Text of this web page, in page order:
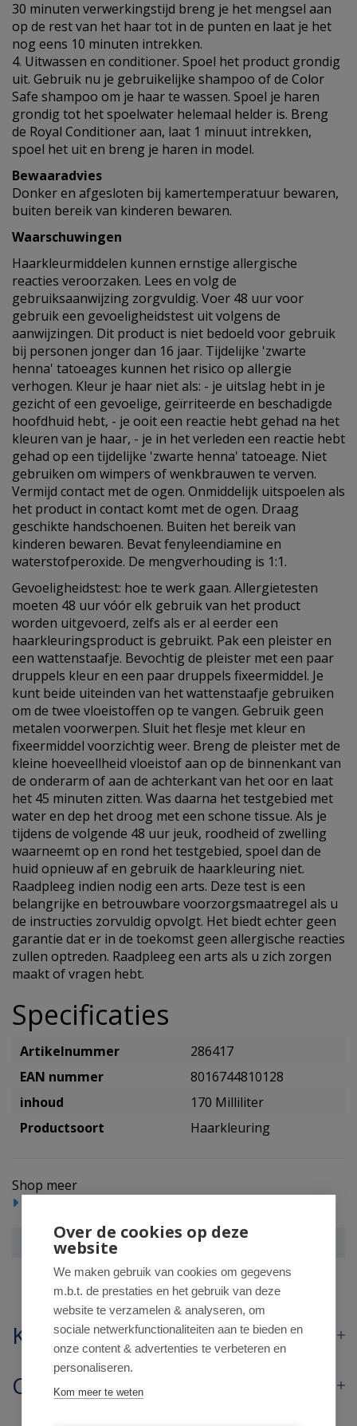
30 minuten verwerkingstijd breng je het mengsel aan
op de rest van het haar tot in de punten en laat je het
nog eens 10 minuten intrekken.
4. Uitwassen en conditioner. Spoel het product grondig
uit. Gebruik nu je gebruikelijke shampoo of de Color
Safe shampoo om je haar te wassen. Spoel je haren
grondig tot het spoelwater helemaal helder is. Breng
de Royal Conditioner aan, laat 1 minuut intrekken,
spoel het uit en breng je haren in model.
Bewaaradvies
Donker en afgesloten bij kamertemperatuur bewaren,
buiten bereik van kinderen bewaren.
Waarschuwingen
Haarkleurmiddelen kunnen ernstige allergische
reacties veroorzaken. Lees en volg de
gebruiksaanwijzing zorgvuldig. Voer 48 uur voor
gebruik een gevoeligheidstest uit volgens de
aanwijzingen. Dit product is niet bedoeld voor gebruik
bij personen jonger dan 16 jaar. Tijdelijke 'zwarte
henna' tatoeages kunnen het risico op allergie
verhogen. Kleur je haar niet als: - je uitslag hebt in je
gezicht of een gevoelige, geïrriteerde en beschadigde
hoofdhuid hebt, - je ooit een reactie hebt gehad na het
kleuren van je haar, - je in het verleden een reactie hebt
gehad op een tijdelijke 'zwarte henna' tatoeage. Niet
gebruiken om wimpers of wenkbrauwen te verven.
Vermijd contact met de ogen. Onmiddelijk uitspoelen als
het product in contact komt met de ogen. Draag
geschikte handschoenen. Buiten het bereik van
kinderen bewaren. Bevat fenyleendiamine en
waterstofperoxide. De mengverhouding is 1:1.
Gevoeligheidstest: hoe te werk gaan. Allergietesten
moeten 48 uur vóór elk gebruik van het product
worden uitgevoerd, zelfs als er al eerder een
haarkleuringsproduct is gebruikt. Pak een pleister en
een wattenstaafje. Bevochtig de pleister met een paar
druppels kleur en een paar druppels fixeermiddel. Je
kunt beide uiteinden van het wattenstaafje gebruiken
om de twee vloeistoffen op te vangen. Gebruik geen
metalen voorwerpen. Sluit het flesje met kleur en
fixeermiddel voorzichtig weer. Breng de pleister met de
kleine hoeveellheid vloeistof aan op de binnenkant van
de onderarm of aan de achterkant van het oor en laat
het 45 minuten zitten. Was daarna het testgebied met
water en dep het droog met een schone tissue. Als je
tijdens de volgende 48 uur jeuk, roodheid of zwelling
waarneemt op en rond het testgebied, spoel dan de
huid opnieuw af en gebruik de haarkleuring niet.
Raadpleeg indien nodig een arts. Deze test is een
belangrijke en betrouwbare voorzorgsmaatregel als u
de instructies zorvuldig opvolgt. Het biedt echter geen
garantie dat er in de toekomst geen allergische reacties
zullen optreden. Raadpleeg een arts als u zich zorgen
maakt of vragen hebt.
Specificaties
Artikelnummer
286417
EAN nummer
8016744810128
inhoud
170 Milliliter
Productsoort
Haarkleuring
Shop meer
Herbatint 4m acajou kastanje
Klantenservice
Contact
Over de cookies op deze
website
We maken gebruik van cookies om gegevens
m.b.t. de prestaties en het gebruik van deze
website te verzamelen & analyseren, om
sociale netwerkfunctionaliteiten aan te bieden en
onze content & advertenties te verbeteren en
personaliseren.
Kom meer te weten